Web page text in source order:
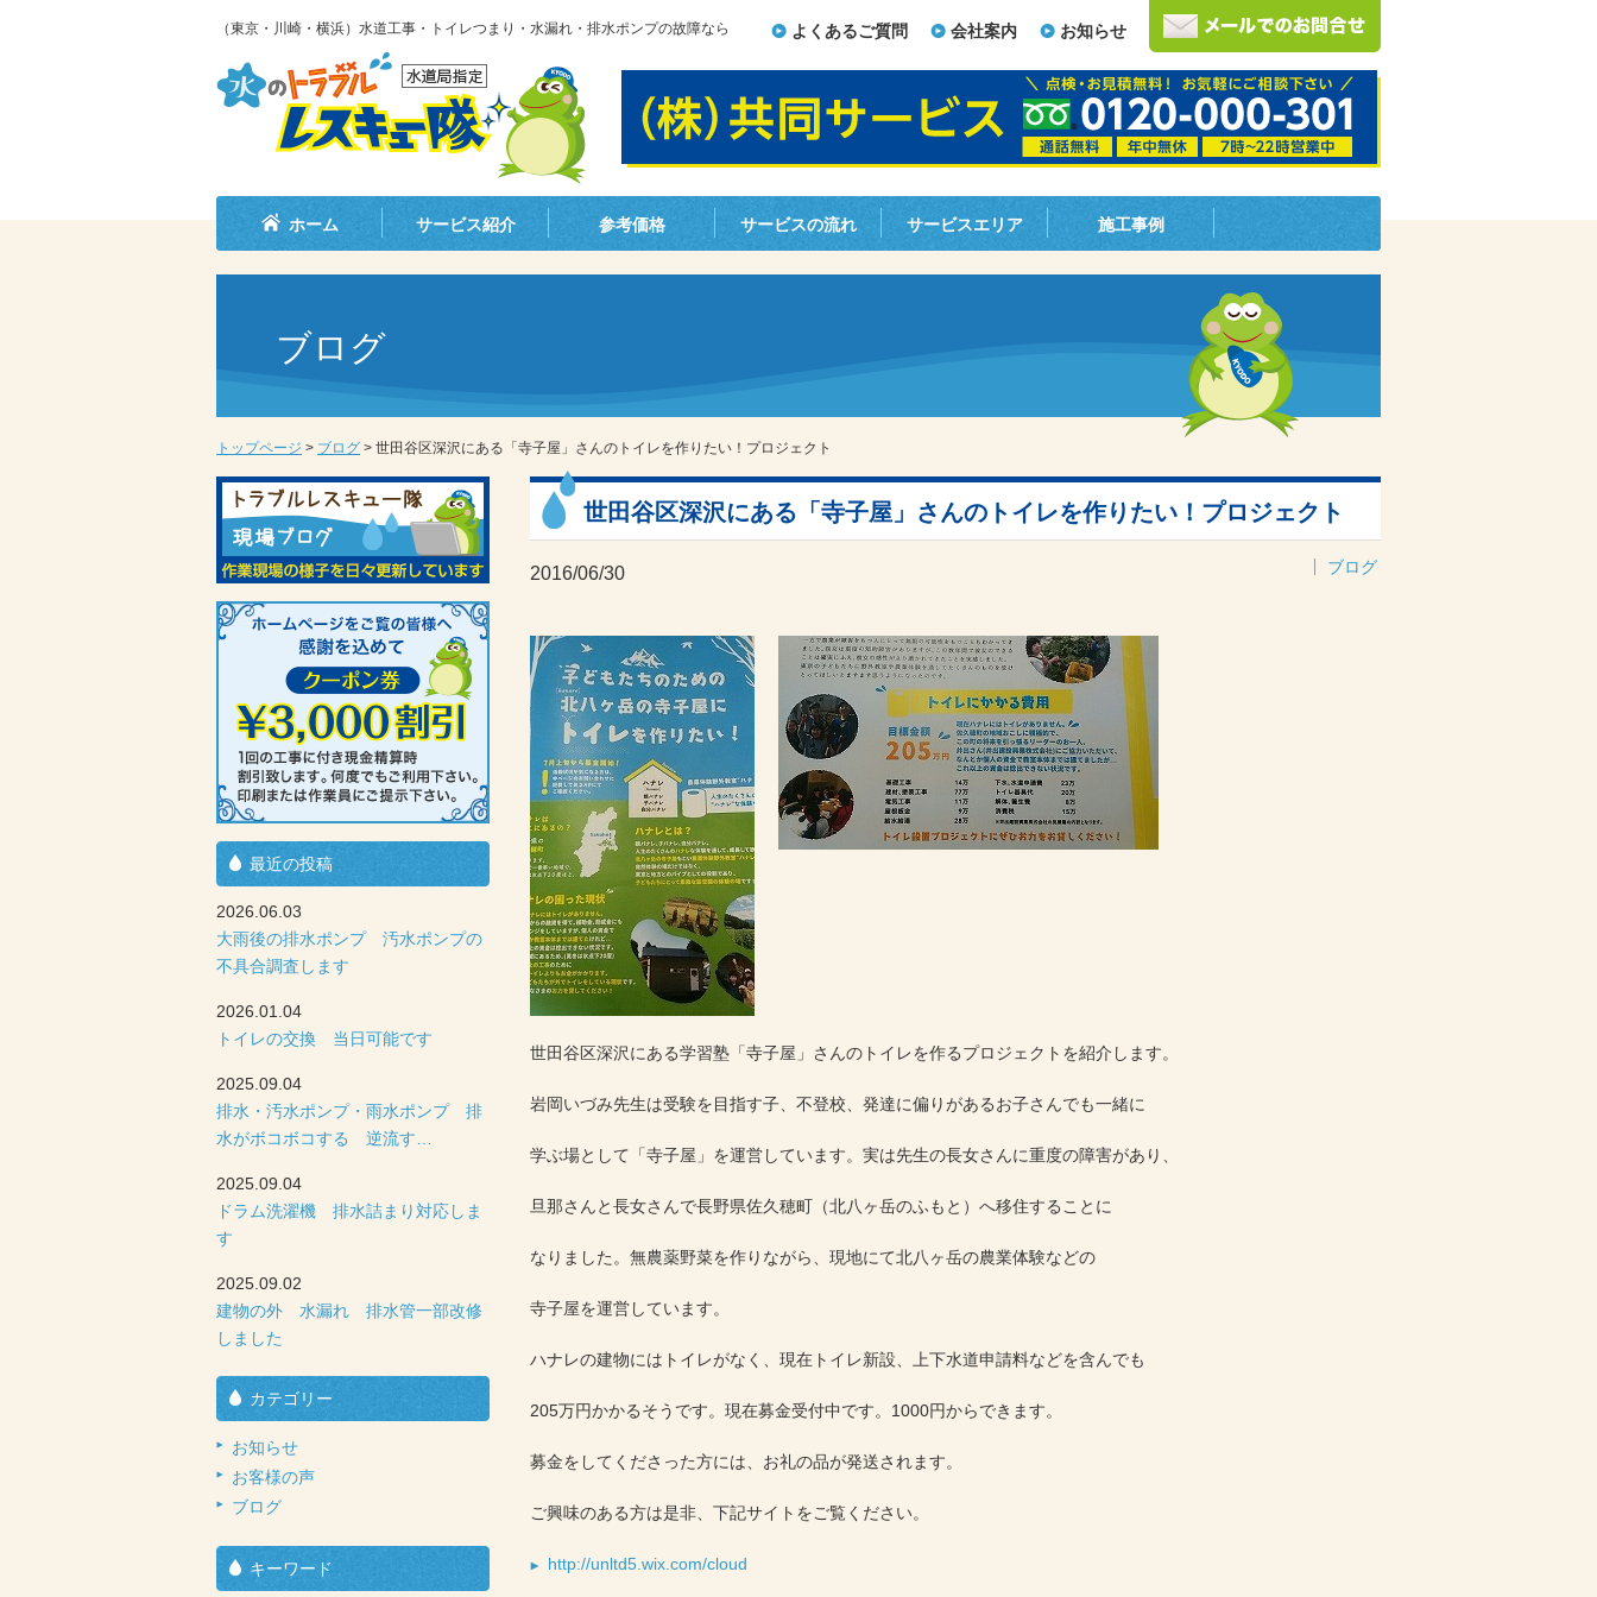
（東京・川崎・横浜）水道工事・トイレつまり・水漏れ・排水ポンプの故障なら よくあるご質問 会社案内 お知らせ
ホーム サービス紹介 参考価格 サービスの流れ サービスエリア 施工事例
ブログ
トップページ > ブログ > 世田谷区深沢にある「寺子屋」さんのトイレを作りたい！プロジェクト
世田谷区深沢にある「寺子屋」さんのトイレを作りたい！プロジェクト
2016/06/30 ブログ
世田谷区深沢にある学習塾「寺子屋」さんのトイレを作るプロジェクトを紹介します。
岩岡いづみ先生は受験を目指す子、不登校、発達に偏りがあるお子さんでも一緒に
学ぶ場として「寺子屋」を運営しています。実は先生の長女さんに重度の障害があり、
旦那さんと長女さんで長野県佐久穂町（北八ヶ岳のふもと）へ移住することに
なりました。無農薬野菜を作りながら、現地にて北八ヶ岳の農業体験などの
寺子屋を運営しています。
ハナレの建物にはトイレがなく、現在トイレ新設、上下水道申請料などを含んでも
205万円かかるそうです。現在募金受付中です。1000円からできます。
募金をしてくださった方には、お礼の品が発送されます。
ご興味のある方は是非、下記サイトをご覧ください。
http://unltd5.wix.com/cloud
最近の投稿
2026.06.03
大雨後の排水ポンプ 汚水ポンプの
不具合調査します
2026.01.04
トイレの交換 当日可能です
2025.09.04
排水・汚水ポンプ・雨水ポンプ 排
水がボコボコする 逆流す…
2025.09.04
ドラム洗濯機 排水詰まり対応しま
す
2025.09.02
建物の外 水漏れ 排水管一部改修
しました
カテゴリー
お知らせ
お客様の声
ブログ
キーワード